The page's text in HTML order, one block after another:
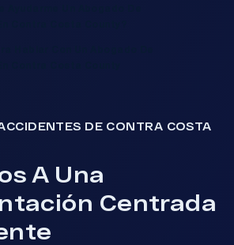
DE CONTRA COSTA
A Una
Centrada